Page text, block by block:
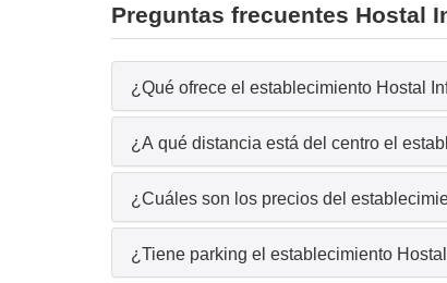
Preguntas frecuentes Hostal
¿Qué ofrece el establecimiento Hostal
¿A qué distancia está del centro el
¿Cuáles son los precios del
¿Tiene parking el establecimiento